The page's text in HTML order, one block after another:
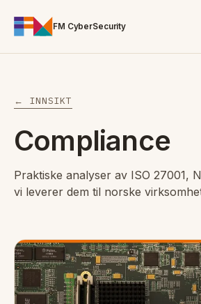
FM CyberSecurity
← INNSIKT
Compliance
Praktiske analyser av ISO 27001,
vi leverer dem til norske